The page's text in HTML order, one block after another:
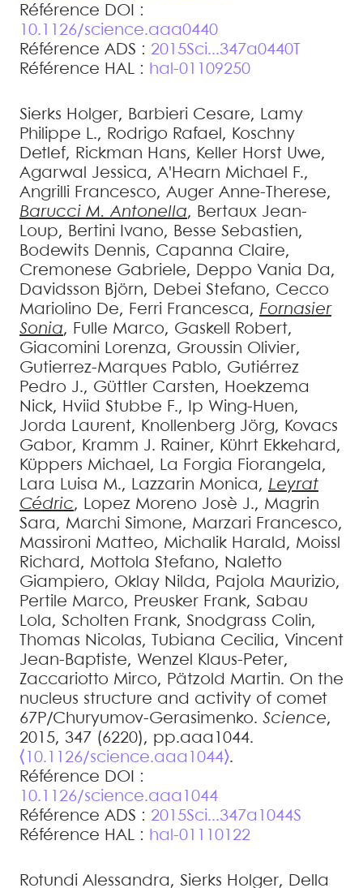
Référence DOI :
10.1126/science.aaa0440
Référence ADS : 2015Sci...347a0440T
Référence HAL : hal-01109250
Sierks Holger, Barbieri Cesare, Lamy
Philippe L., Rodrigo Rafael , Koschny
Detlef, Rickman Hans, Keller Horst Uwe,
Agarwal
Jessica, A'Hearn Michael F.,
Angrilli Francesco, Auger Anne-Therese,
Barucci M. Antonella, Bertaux Jean-
Loup, Bertini Ivano, Besse Sebastien,
Bodewits Dennis, Capanna Claire,
Cremonese Gabriele, Deppo Vania Da,
Davidsson Björn, Debei Stefano, Cecco
Mariolino De, Ferri Francesca, Fornasier
Sonia, Fulle Marco, Gaskell Robert,
Giacomini Lorenza, Groussin Olivier,
Gutierrez-Marques Pablo, Gutiérrez
Pedro J., Güttler Carsten, Hoekzema
Nick, Hviid Stubbe F., Ip Wing-Huen,
Jorda Laurent, Knollenberg Jörg, Kovacs
Gabor, Kramm J. Rainer, Kührt Ekkehard ,
Küppers Michael , La Forgia Fiorangela,
Lara Luisa M., Lazzarin Monica, Leyrat
Cédric, Lopez Moreno Josè J., Magrin
Sara, Marchi Simone, Marzari Francesco,
Massironi Matteo, Michalik Harald , Moissl
Richard , Mottola Stefano, Naletto
Giampiero, Oklay Nilda, Pajola Maurizio,
Pertile Marco, Preusker Frank, Sabau
Lola, Scholten Frank, Snodgrass Colin,
Thomas Nicolas, Tubiana Cecilia, Vincent
Jean-Baptiste, Wenzel Klaus-Peter,
Zaccariotto Mirco, Pätzold Martin. On the
nucleus structure and activity of comet
67P/Churyumov-Gerasimenko. Science,
2015, 347 (6220), pp.aaa1044.
⟨10.1126/science.aaa1044⟩.
Référence DOI :
10.1126/science.aaa1044
Référence ADS : 2015Sci...347a1044S
Référence HAL : hal-01110122
Rotundi Alessandra, Sierks Holger, Della